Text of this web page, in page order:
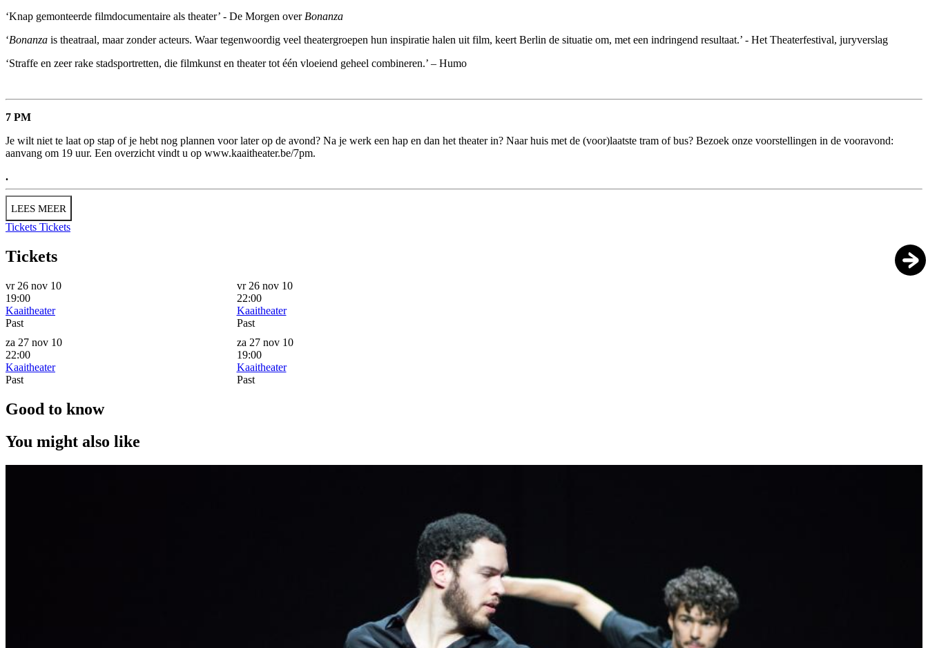
‘Knap gemonteerde filmdocumentaire als theater’ - De Morgen over Bonanza
‘Bonanza is theatraal, maar zonder acteurs. Waar tegenwoordig veel theatergroepen hun inspiratie halen uit film, keert Berlin de situatie om, met een indringend resultaat.’ - Het Theaterfestival, juryverslag
‘Straffe en zeer rake stadsportretten, die filmkunst en theater tot één vloeiend geheel combineren.’ – Humo
7 PM
Je wilt niet te laat op stap of je hebt nog plannen voor later op de avond? Na je werk een hap en dan het theater in? Naar huis met de (voor)laatste tram of bus? Bezoek onze voorstellingen in de vooravond:
aanvang om 19 uur. Een overzicht vindt u op www.kaaitheater.be/7pm.
.
LEES MEER
Tickets Tickets
Tickets
vr 26 nov 10
19:00
Kaaitheater
Past
vr 26 nov 10
22:00
Kaaitheater
Past
za 27 nov 10
22:00
Kaaitheater
Past
za 27 nov 10
19:00
Kaaitheater
Past
Good to know
You might also like